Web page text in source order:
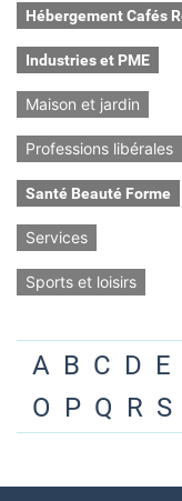
Hébergement Cafés
Industries et PME
Maison et jardin
Professions libérales
Santé Beauté Forme
Services
Sports et loisirs
A B C D E
O P Q R S